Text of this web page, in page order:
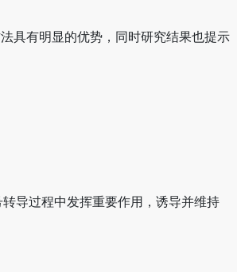
具有明显的优势，同时研究结果也提示
导过程中发挥重要作用，诱导并维持